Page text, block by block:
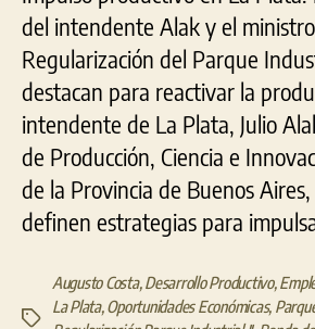
del intendente Alak y el
Regularización del Parque
destacan para reactivar la
intendente de La Plata, Julio
de Producción, Ciencia e
de la Provincia de Buenos
definen estrategias para
Etiquetas
Augusto Costa,Desarrollo Productivo,
La Plata,Oportunidades Económicas,